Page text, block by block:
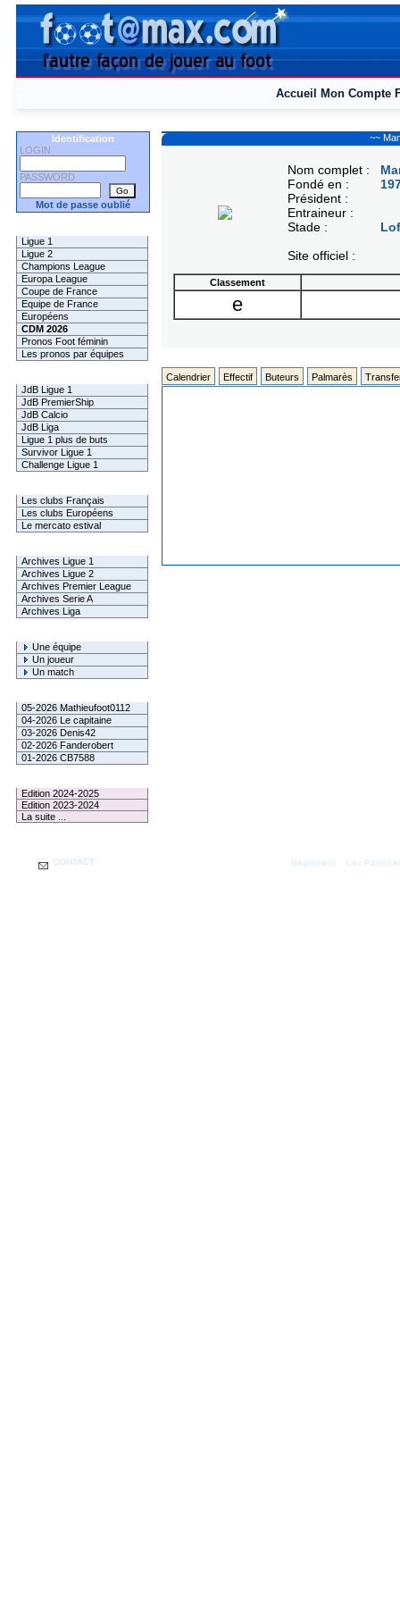
Accueil Mon Compte
Identification
LOGIN
PASSWORD
Mot de passe oublié
Ligue 1
Ligue 2
Champions League
Europa League
Coupe de France
Equipe de France
Européens
CDM 2026
Pronos Foot féminin
Les pronos par équipes
JdB Ligue 1
JdB PremierShip
JdB Calcio
JdB Liga
Ligue 1 plus de buts
Survivor Ligue 1
Challenge Ligue 1
Les clubs Français
Les clubs Européens
Le mercato estival
Archives Ligue 1
Archives Ligue 2
Archives Premier League
Archives Serie A
Archives Liga
Une équipe
Un joueur
Un match
05-2026 Mathieufoot0112
04-2026 Le capitaine
03-2026 Denis42
02-2026 Fanderobert
01-2026 CB7588
Edition 2024-2025
Edition 2023-2024
La suite ...
~~
Nom complet :
Fondé en :
Président :
Entraineur :
Stade :
Site officiel :
Classement
e
Calendrier Effectif Buteurs Palmarès
CONTACT Règlement Les